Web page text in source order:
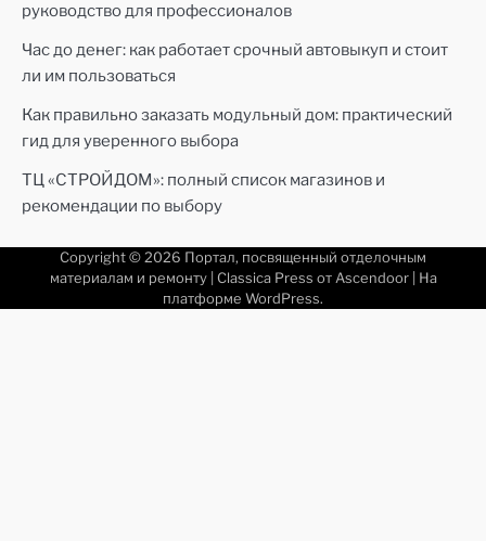
руководство для профессионалов
Час до денег: как работает срочный автовыкуп и стоит
ли им пользоваться
Как правильно заказать модульный дом: практический
гид для уверенного выбора
ТЦ «СТРОЙДОМ»: полный список магазинов и
рекомендации по выбору
Copyright © 2026 Портал, посвященный отделочным
материалам и ремонту| Classica Press от Ascendoor| На
платформе WordPress.